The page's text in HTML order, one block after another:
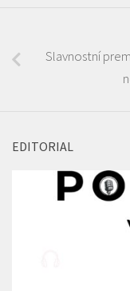
Slavnostní
EDITORIAL